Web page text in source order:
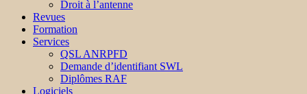
Droit à l’antenne
Revues
Formation
Services
QSL ANRPFD
Demande d’identifiant SWL
Diplômes RAF
Logiciels